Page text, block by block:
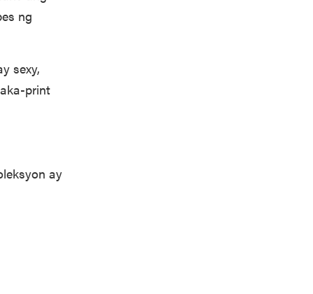
ng
sexy,
print
ay